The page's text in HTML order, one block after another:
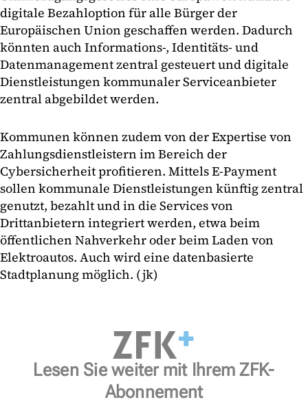
digitale Bezahloption für alle Bürger der
Europäischen Union geschaffen werden. Dadurch
könnten auch Informations-, Identitäts- und
Datenmanagement zentral gesteuert und digitale
Dienstleistungen kommunaler Serviceanbieter
zentral abgebildet werden.
Kommunen können zudem von der Expertise von
Zahlungsdienstleistern im Bereich der
Cybersicherheit profitieren. Mittels E-Payment
sollen kommunale Dienstleistungen künftig zentral
genutzt, bezahlt und in die Services von
Drittanbietern integriert werden, etwa beim
öffentlichen Nahverkehr oder beim Laden von
Elektroautos. Auch wird eine datenbasierte
Stadtplanung möglich. (jk)
Lesen Sie weiter mit Ihrem ZFK-
Abonnement